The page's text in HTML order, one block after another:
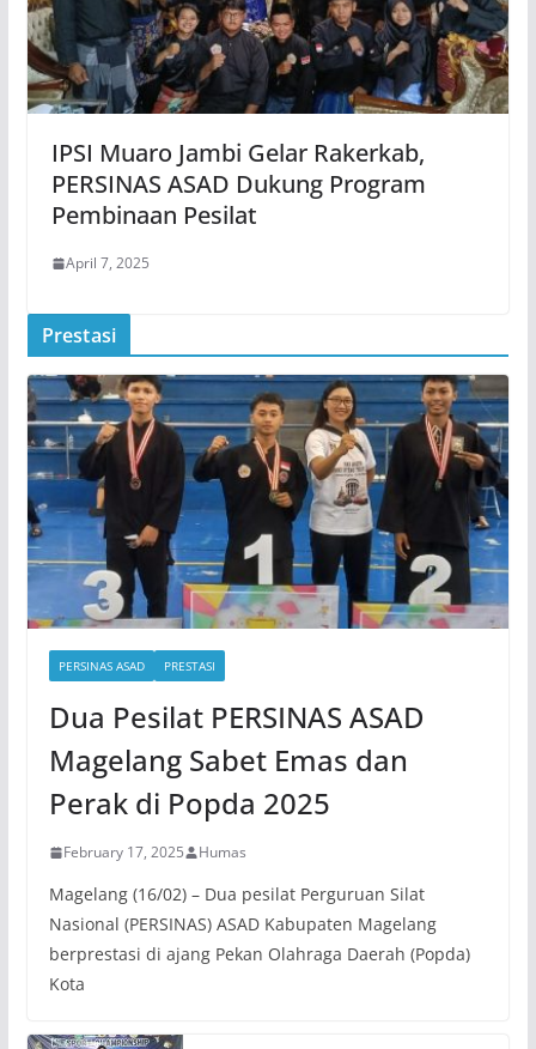
IPSI Muaro Jambi Gelar Rakerkab,
PERSINAS ASAD Dukung Program
Pembinaan Pesilat
April 7, 2025
Prestasi
PERSINAS ASAD PRESTASI
Dua Pesilat PERSINAS ASAD
Magelang Sabet Emas dan
Perak di Popda 2025
February 17, 2025 Humas
Magelang (16/02) – Dua pesilat Perguruan Silat
Nasional (PERSINAS) ASAD Kabupaten Magelang
berprestasi di ajang Pekan Olahraga Daerah (Popda)
Kota